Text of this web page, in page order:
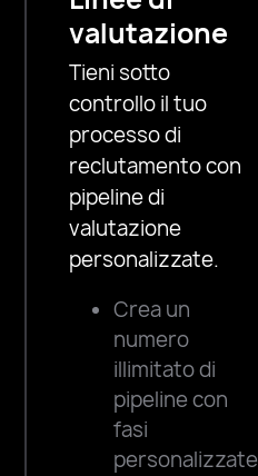
valutazione
Tieni sotto
controllo il tuo
processo di
reclutamento con
pipeline di
valutazione
personalizzate.
Crea un
numero
illimitato di
pipeline con
fasi
personalizzate